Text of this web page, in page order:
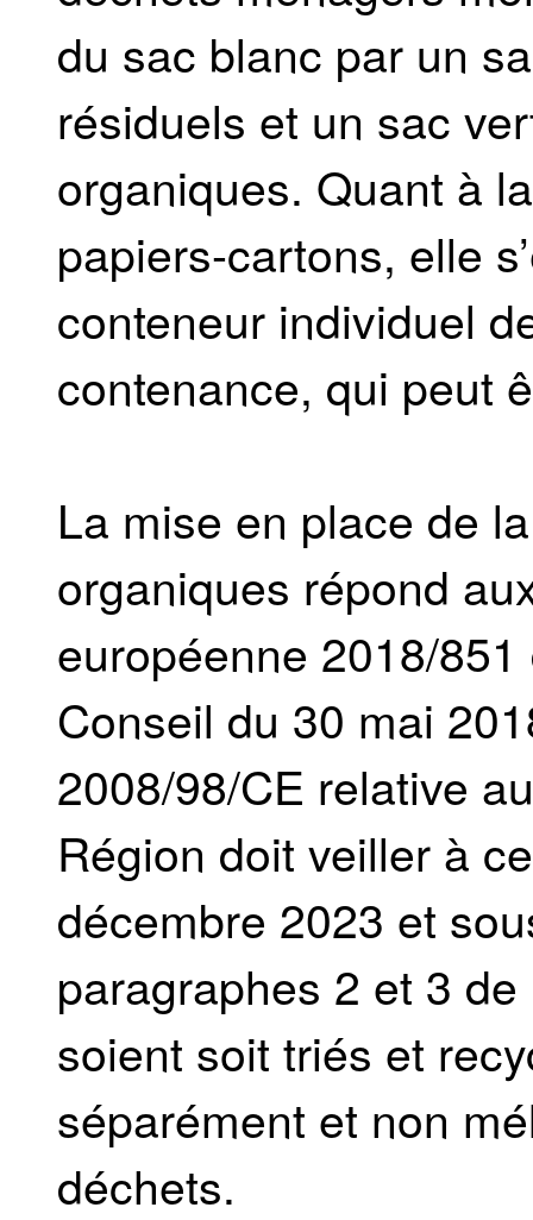
du sac blanc par un
résiduels et un sac
organiques. Quant à
papiers-cartons, elle
conteneur individuel
contenance, qui peut
La mise en place de
organiques répond
européenne 2018/
Conseil du 30 mai
2008/98/CE relative
Région doit veiller à
décembre 2023 et
paragraphes 2 et 3
soient soit triés et
séparément et non
déchets.